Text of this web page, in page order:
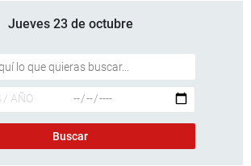
Jueves 23 de octubre